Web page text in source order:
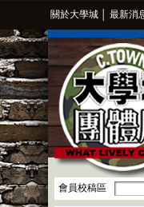
關於大學城 最新消
會員校稿區